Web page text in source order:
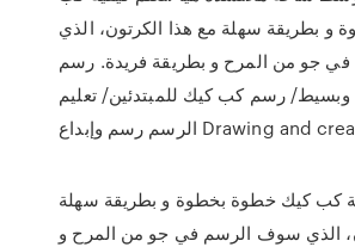
و بطريقة سهلة مع هذا الكرتون، الذي
جو من المرح و بطريقة فريدة. رسم
رسم كب كيك للمبتدئين/ تعليم
كب كيك خطوة بخطوة و بطريقة سهلة
الذي سوف الرسم في جو من المرح و